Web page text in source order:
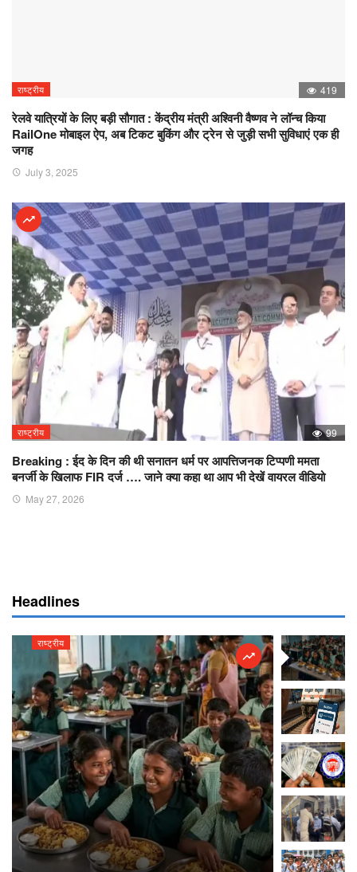
राष्ट्रीय 419
रेलवे यात्रियों के लिए बड़ी सौगात : केंद्रीय मंत्री अश्विनी वैष्णव ने लॉन्च किया
RailOne मोबाइल ऐप, अब टिकट बुकिंग और ट्रेन से जुड़ी सभी सुविधाएं एक ही
जगह
July 3, 2025
राष्ट्रीय 99
Breaking : ईद के दिन की थी सनातन धर्म पर आपत्तिजनक टिप्पणी ममता
बनर्जी के खिलाफ FIR दर्ज …. जाने क्या कहा था आप भी देखें वायरल वीडियो
May 27, 2026
Headlines
राष्ट्रीय राष्ट्रीय